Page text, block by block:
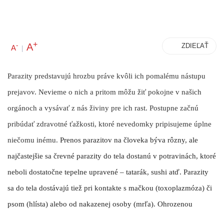
A- | A+ ZDIEĽAŤ
Parazity predstavujú hrozbu práve kvôli ich pomalému nástupu
prejavov. Nevieme o nich a pritom môžu žiť pokojne v našich
orgánoch a vysávať z nás živiny pre ich rast. Postupne začnú
pribúdať zdravotné ťažkosti, ktoré nevedomky pripisujeme úplne
niečomu inému. Prenos parazitov na človeka býva rôzny, ale
najčastejšie sa črevné parazity do tela dostanú v potravinách, ktoré
neboli dostatočne tepelne upravené – tatarák, sushi atď. Parazity
sa do tela dostávajú tiež pri kontakte s mačkou (toxoplazmóza) či
psom (hlísta) alebo od nakazenej osoby (mrľa). Ohrozenou